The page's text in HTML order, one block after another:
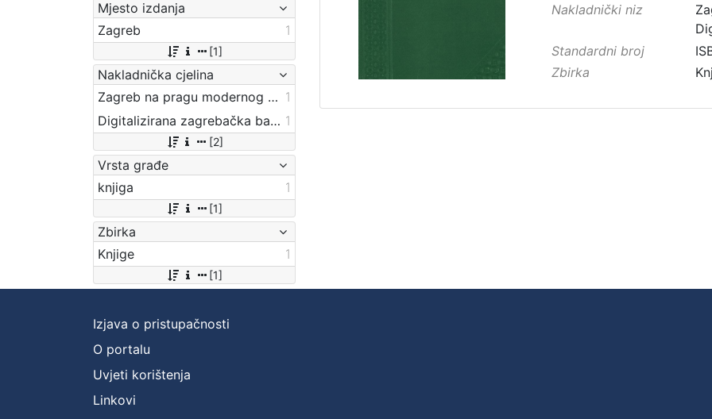
Mjesto izdanja
Zagreb
1
[1]
Nakladnička cjelina
Zagreb na pragu modernog doba 1
Digitalizirana zagrebačka baština 1
[2]
Vrsta građe
knjiga
1
[1]
Zbirka
Knjige
1
[1]
Nakladnički niz
Standardni broj
Zbirka
Izjava o pristupačnosti
O portalu
Uvjeti korištenja
Linkovi